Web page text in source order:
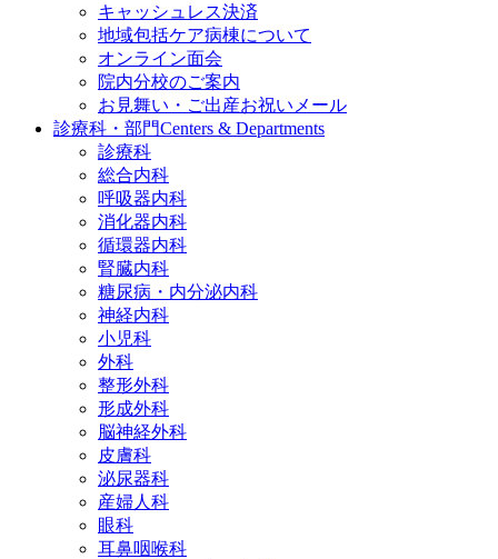
キャッシュレス決済
地域包括ケア病棟について
オンライン面会
院内分校のご案内
お見舞い・ご出産お祝いメール
診療科・部門Centers & Departments
診療科
総合内科
呼吸器内科
消化器内科
循環器内科
腎臓内科
糖尿病・内分泌内科
神経内科
小児科
外科
整形外科
形成外科
脳神経外科
皮膚科
泌尿器科
産婦人科
眼科
耳鼻咽喉科